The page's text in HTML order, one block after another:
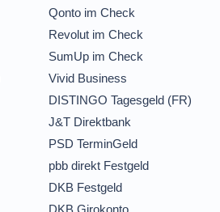
Qonto im Check
Revolut im Check
SumUp im Check
Vivid Business
DISTINGO Tagesgeld (FR)
J&T Direktbank
PSD TerminGeld
pbb direkt Festgeld
DKB Festgeld
DKB Girokonto